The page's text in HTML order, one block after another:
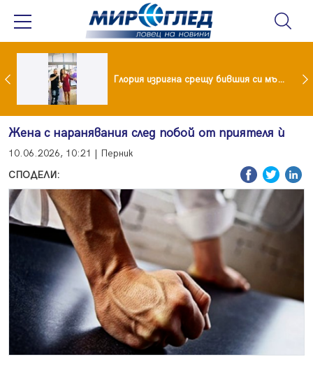
Мария и майка си построиха къща от 8000 стъклени бутилки Глория изригна срещу бившия си мъж: Беше със 120-килограмова жена! Искаше бърза печалба...
Жена с наранявания след побой от приятеля ѝ
10.06.2026, 10:21 | Перник
СПОДЕЛИ: